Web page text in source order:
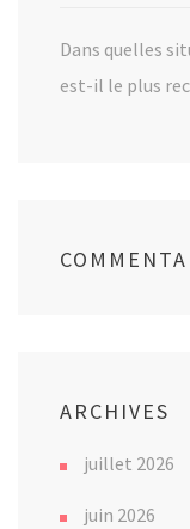
Dans quelles
est-il le plus
ARCHIVES
juillet 2026
juin 2026